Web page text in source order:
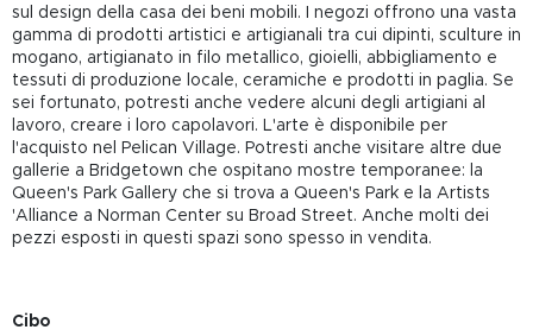
sul design della casa dei beni mobili. I negozi offrono una vasta
gamma di prodotti artistici e artigianali tra cui dipinti, sculture in
mogano, artigianato in filo metallico, gioielli, abbigliamento e
tessuti di produzione locale, ceramiche e prodotti in paglia. Se
sei fortunato, potresti anche vedere alcuni degli artigiani al
lavoro, creare i loro capolavori. L'arte è disponibile per
l'acquisto nel Pelican Village. Potresti anche visitare altre due
gallerie a Bridgetown che ospitano mostre temporanee: la
Queen's Park Gallery che si trova a Queen's Park e la Artists
'Alliance a Norman Center su Broad Street. Anche molti dei
pezzi esposti in questi spazi sono spesso in vendita.
Cibo